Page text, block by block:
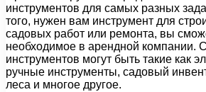
инструментов для самых разных
того, нужен вам инструмент для
садовых работ или ремонта, вы
необходимое в арендной компании.
инструментов могут быть такие как
ручные инструменты, садовый
леса и многое другое.